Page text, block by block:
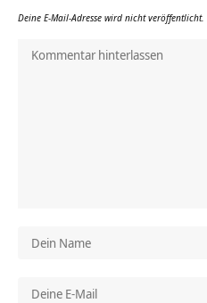
Deine E-Mail-Adresse wird nicht veröffentlicht.